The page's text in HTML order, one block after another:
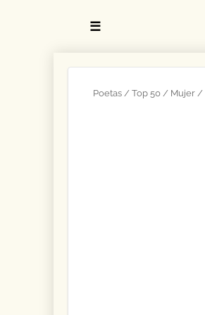
☰
Poetas Top 50 Mujer